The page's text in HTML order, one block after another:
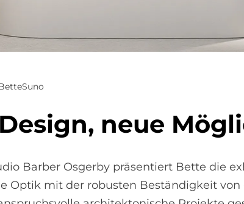
neue
Barber Osgerby präsentiert Bette die
Optik mit der robusten Beständigkeit